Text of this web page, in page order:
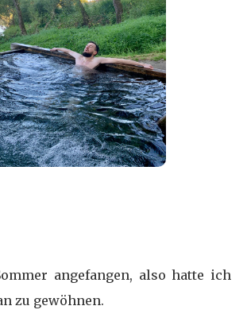
angefangen, also hatte ich
zu gewöhnen.